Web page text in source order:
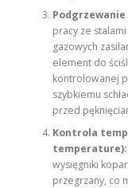
pracy ze
gazowych
element do
kontrolowanej
szybkiemu
przed
Kontrola
temperature):
wysięgniki
przegrzany, co